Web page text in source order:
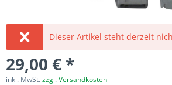
Dieser Artikel steht derzeit
29,00 € *
inkl. MwSt.zzgl. Versandkosten